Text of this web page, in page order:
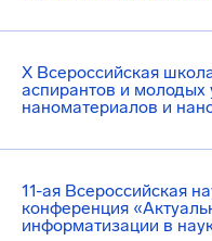
X Всероссийская
аспирантов и молодых
наноматериалов и
11-ая Всероссийская
конференция
информатизации в